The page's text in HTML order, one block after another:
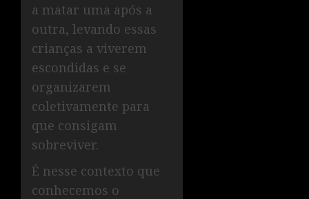
a matar uma após a
outra, levando essas
crianças a viverem
escondidas e se
organizarem
coletivamente para
que consigam
sobreviver.
É nesse contexto que
conhecemos o